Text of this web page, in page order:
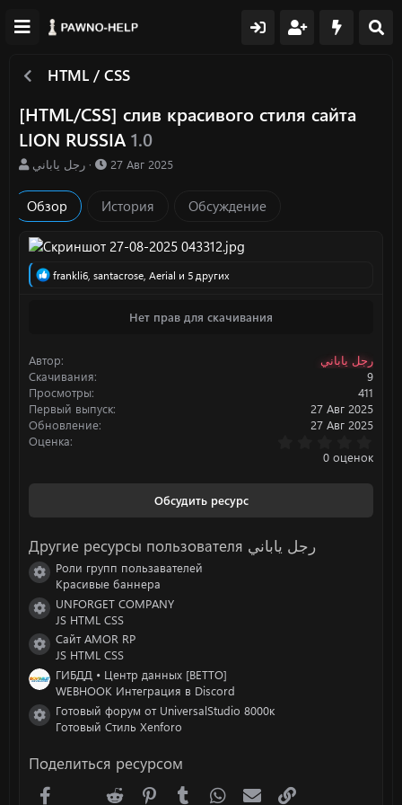
HTML / CSS
[HTML/CSS] cлив красивого стиля сайта
LION RUSSIA 1.0
А
т
о
رجل ياباني
Д
а
о
д
27 Авг 2025
Обзор История Обсуждение
Р
и
:
frankli6, santacrose, Aerial и 5 других
Нет прав для скачивания
Автор
رجل ياباني
Скачивания
9
Просмотры
411
Первый выпуск
27 Авг 2025
Обновление
27 Авг 2025
Оценка
.
0
0 оценок
Обсудить ресурс
Другие ресурсы пользователя رجل ياباني
Иконка ресурса
Роли групп пользавателей
Красивые баннера
Иконка ресурса
UNFORGET COMPANY
JS HTML CSS
Иконка ресурса
Сайт AMOR RP
JS HTML CSS
ГИБДД • Центр данных [BETTO]
WEBHOOK Интеграция в Discord
Иконка ресурса
Готовый форум от UniversalStudio 8000к
Готовый Стиль Xenforo
Поделиться ресурсом
FacebookX (Twitter)
Reddit PinterestTumblr WhatsAppЭлектронная почта